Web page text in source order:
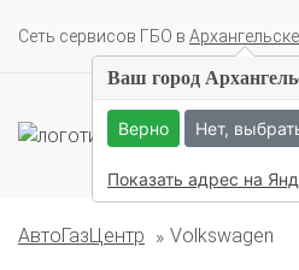
Cеть сервисов ГБО в Архангельске
АвтоГазЦентр Volkswagen
Ваш город
Верно Нет,
Показать адрес на